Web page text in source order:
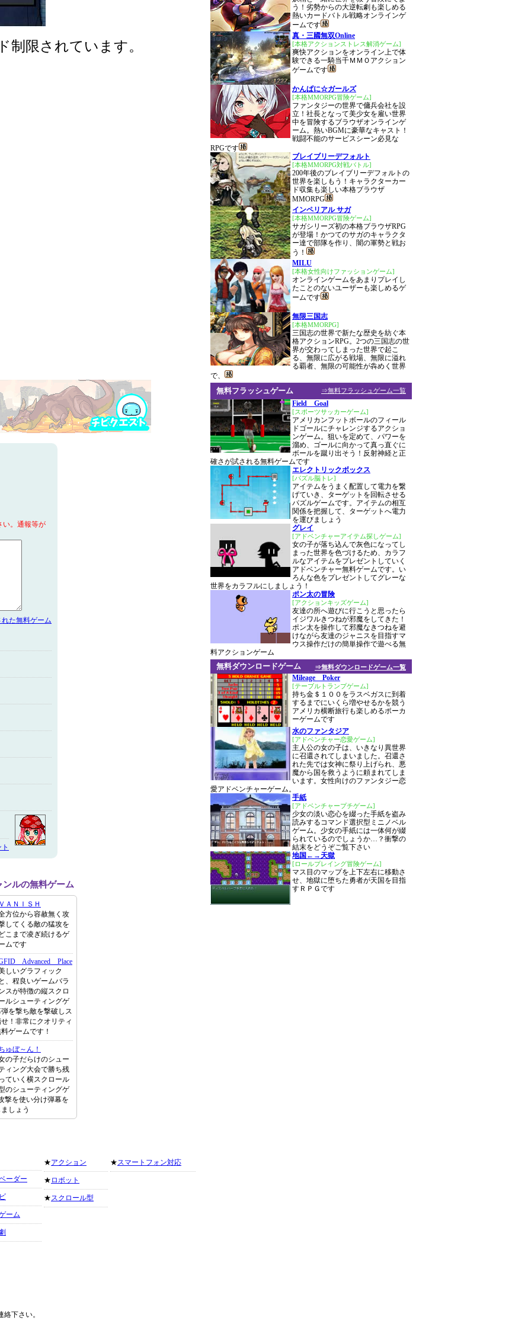
制限されています。
い。通報等が
た無料ゲーム
ルの無料ゲーム
ＶＡＮＩＳＨ
方位から容赦無く攻
してくる敵の猛攻を
どこまで凌ぎ続けるゲ
ムです
Advanced Place
しいグラフィック
と、程良いゲームバラ
スが特徴の縦スクロ
ルシューティングゲ
を撃ち敵を撃破しス
！非常にクオリティ
ゲームです！
ゅぼ～ん！
の子だらけのシュー
ィング大会で勝ち残
ていく横スクロール
のシューティングゲ
撃を使い分け弾幕を
しょう
ーダー
ーム
★アクション
★ ロボット
★スクロール型
★スマートフォン対応
絡下さい。
う！劣勢からの大逆転劇も楽しめる
熱いカードバトル戦略オンラインゲ
ームです
真・三國無双Online
[本格アクションストレス解消ゲーム]
爽快アクションをオンライン上で体
験できる一騎当千ＭＭＯアクション
ゲームです
かんぱに☆ガールズ
[本格MMORPG冒険ゲーム]
ファンタジーの世界で傭兵会社を設
立！社長となって美少女を雇い世界
中を冒険するブラウザオンラインゲ
ーム。熱いBGMに豪華なキャスト！
戦闘不能のサービスシーン必見な
RPGです
ブレイブリーデフォルト
[本格MMORPG対戦バトル]
200年後のブレイブリーデフォルトの
世界を楽しもう！キャラクターカー
ド収集も楽しい本格ブラウザ
MMORPG
インペリアル サガ
[本格MMORPG冒険ゲーム]
サガシリーズ初の本格ブラウザRPG
が登場！かつてのサガのキャラクタ
ー達で部隊を作り、闇の軍勢と戦お
う！
MILU
[本格女性向けファッションゲーム]
オンラインゲームをあまりプレイし
たことのないユーザーも楽しめるゲ
ームです
無限三国志
[本格MMORPG]
三国志の世界で新たな歴史を紡ぐ本
格アクションRPG。2つの三国志の世
界が交わってしまった世界で起こ
る、無限に広がる戦場、無限に溢れ
る覇者、無限の可能性が犇めく世界
で、
⇒無料フラッシュゲーム一覧
無料フラッシュゲーム
Field Goal
[スポーツサッカーゲーム]
アメリカンフットボールのフィール
ドゴールにチャレンジするアクショ
ンゲーム。狙いを定めて、パワーを
溜め、ゴールに向かって真っ直ぐに
ボールを蹴り出そう！反射神経と正
確さが試される無料ゲームです
エレクトリックボックス
[パズル脳トレ]
アイテムをうまく配置して電力を繋
げていき、ターゲットを回転させる
パズルゲームです。アイテムの相互
関係を把握して、ターゲットへ電力
を運びましょう
グレイ
[アドベンチャーアイテム探しゲーム]
女の子が落ち込んで灰色になってし
まった世界を色づけるため、カラフ
ルなアイテムをプレゼントしていく
アドベンチャー無料ゲームです。い
ろんな色をプレゼントしてグレーな
世界をカラフルにしましょう！
ポン太の冒険
[アクションキッズゲーム]
友達の所へ遊びに行こうと思ったら
イジワルきつねが邪魔をしてきた！
ポン太を操作して邪魔なきつねを避
けながら友達のジャニスを目指すマ
ウス操作だけの簡単操作で遊べる無
料アクションゲーム
⇒無料ダウンロードゲーム一覧
無料ダウンロードゲーム
Mileage Poker
[テーブルトランプゲーム]
持ち金＄１００をラスベガスに到着
するまでにいくら増やせるかを競う
アメリカ横断旅行も楽しめるポーカ
ーゲームです
水のファンタジア
[アドベンチャー恋愛ゲーム]
主人公の女の子は、いきなり異世界
に召還されてしまいました。召還さ
れた先では女神に祭り上げられ、悪
魔から国を救うように頼まれてしま
います。女性向けのファンタジー恋
愛アドベンチャーゲーム。
手紙
[アドベンチャープチゲーム]
少女の淡い恋心を綴った手紙を盗み
読みするコマンド選択型ミニノベル
ゲーム。少女の手紙には一体何が綴
られているのでしょうか…？衝撃の
結末をどうぞご覧下さい
地国←→天獄
[ロールプレイング冒険ゲーム]
マス目のマップを上下左右に移動さ
せ、地獄に堕ちた勇者が天国を目指
すＲＰＧです